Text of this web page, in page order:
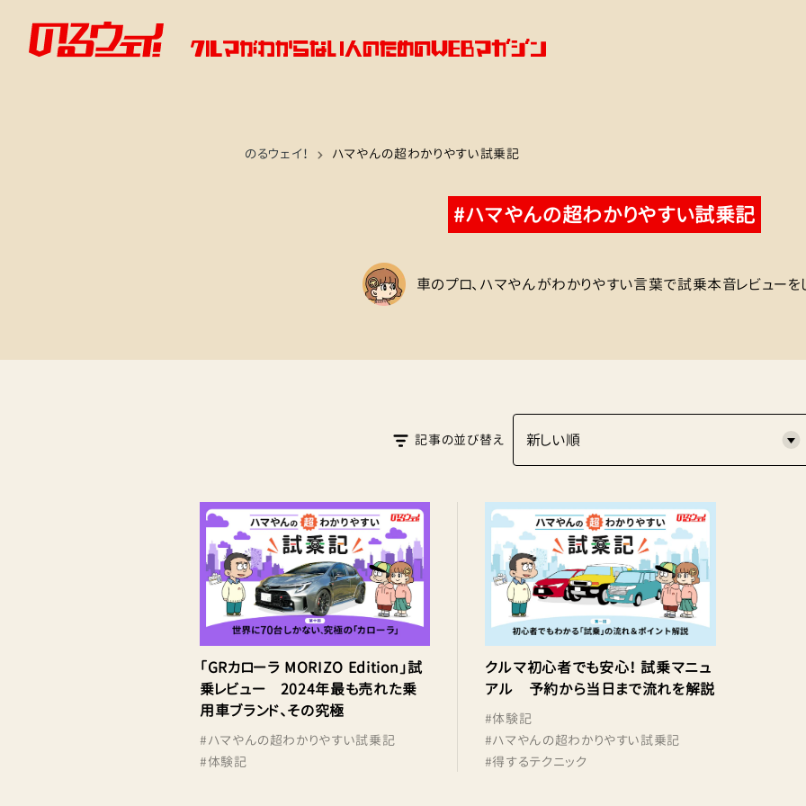
のるウェイ！ ハマやんの超わかりやすい試乗記
#ハマやんの超わかりやすい試乗記
車のプロ、ハマやんがわかりやすい言葉で試乗本音レビューを
記事の並び替え
「GRカローラ MORIZO Edition」試
乗レビュー 2024年最も売れた乗
用車ブランド、その究極
#ハマやんの超わかりやすい試乗記
#体験記
クルマ初心者でも安心！ 試乗マニュ
アル 予約から当日まで流れを解説
#体験記
#ハマやんの超わかりやすい試乗記
#得するテクニック